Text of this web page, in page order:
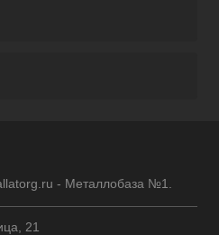
- Металлобаза №1.
21